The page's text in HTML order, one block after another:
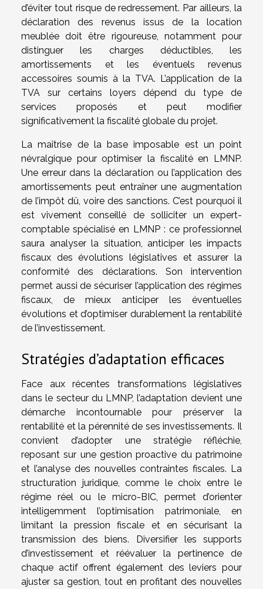
d’éviter tout risque de redressement. Par ailleurs, la
déclaration des revenus issus de la location
meublée doit être rigoureuse, notamment pour
distinguer les charges déductibles, les
amortissements et les éventuels revenus
accessoires soumis à la TVA. L’application de la
TVA sur certains loyers dépend du type de
services proposés et peut modifier
significativement la fiscalité globale du projet.
La maîtrise de la base imposable est un point
névralgique pour optimiser la fiscalité en LMNP.
Une erreur dans la déclaration ou l’application des
amortissements peut entraîner une augmentation
de l’impôt dû, voire des sanctions. C’est pourquoi il
est vivement conseillé de solliciter un expert-
comptable spécialisé en LMNP : ce professionnel
saura analyser la situation, anticiper les impacts
fiscaux des évolutions législatives et assurer la
conformité des déclarations. Son intervention
permet aussi de sécuriser l’application des régimes
fiscaux, de mieux anticiper les éventuelles
évolutions et d’optimiser durablement la rentabilité
de l’investissement.
Stratégies d’adaptation efficaces
Face aux récentes transformations législatives
dans le secteur du LMNP, l’adaptation devient une
démarche incontournable pour préserver la
rentabilité et la pérennité de ses investissements. Il
convient d’adopter une stratégie réfléchie,
reposant sur une gestion proactive du patrimoine
et l’analyse des nouvelles contraintes fiscales. La
structuration juridique, comme le choix entre le
régime réel ou le micro-BIC, permet d’orienter
intelligemment l’optimisation patrimoniale, en
limitant la pression fiscale et en sécurisant la
transmission des biens. Diversifier les supports
d’investissement et réévaluer la pertinence de
chaque actif offrent également des leviers pour
ajuster sa gestion, tout en profitant des nouvelles